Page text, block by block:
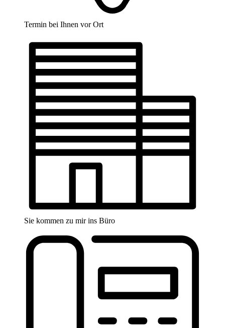
Termin bei Ihnen vor Ort
Sie kommen zu mir ins Büro